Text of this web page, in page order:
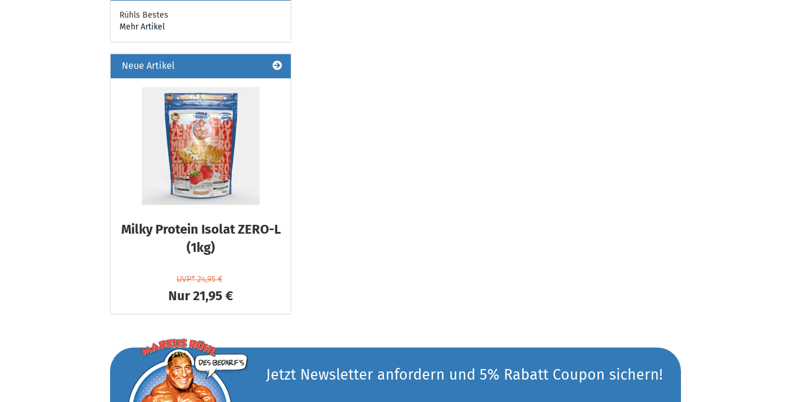
Rühls Bestes
Mehr Artikel
Neue Artikel
Milky Protein Isolat ZERO-L
(1kg)
UVP* 24,95 €
Nur 21,95 €
Jetzt Newsletter anfordern und 5% Rabatt Coupon sichern!